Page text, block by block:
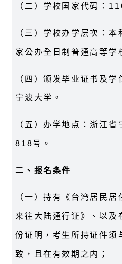
（二）学校国家代码：
（三）学校办学层次：本
家公办全日制普通高等学
（四）颁发毕业证书及学
宁波大学。
（五）办学地点：浙江
818号。
二、报名条件
（一）持有《台湾居民居
来往大陆通行证》、以及
份证明，考生所持证件须
致，且在有效期之内；